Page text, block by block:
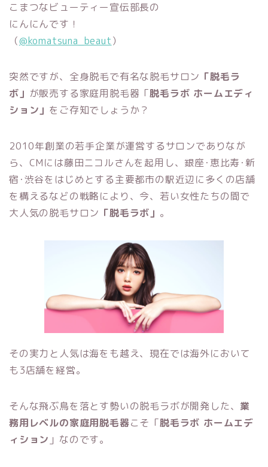
こまつなビューティー宣伝部長の
にんにんです！
（@komatsuna_beaut）
突然ですが、全身脱毛で有名な脱毛サロン 「脱毛ラ
ボ」 が販売する家庭用脱毛器「脱毛ラボ ホームエディ
ション」 をご存知でしょうか？
2010年創業の若手企業が運営するサロンでありなが
ら、CMには藤田ニコルさんを起用し、銀座･恵比寿･新
宿･渋谷をはじめとする主要都市の駅近辺に多くの店舗
を構えるなどの戦略により、今、若い女性たちの間で
大人気の脱毛サロン 「脱毛ラボ」 。
その実力と人気は海をも越え、現在では海外において
も3店舗を経営。
そんな飛ぶ鳥を落とす勢いの脱毛ラボが開発した、 業
務用レベルの家庭用脱毛器こそ「脱毛ラボ ホームエデ
ィション 」なのです。